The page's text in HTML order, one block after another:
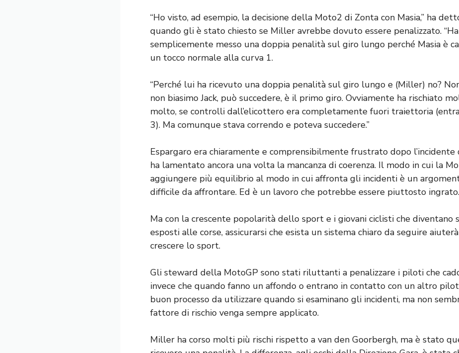
“Ho visto, ad esempio, la decisione della Moto2 di Zonta con Masia,” ha
quando gli è stato chiesto se Miller avrebbe dovuto essere penalizzato.
semplicemente messo una doppia penalità sul giro lungo perché Masia è
un tocco normale alla curva 1.
“Perché lui ha ricevuto una doppia penalità sul giro lungo e (Miller) no?
non biasimo Jack, può succedere, è il primo giro. Ovviamente ha rischiato
molto, se controlli dall’elicottero era completamente fuori traiettoria
3). Ma comunque stava correndo e poteva succedere.”
Espargaro era chiaramente e comprensibilmente frustrato dopo l’incidente
ha lamentato ancora una volta la mancanza di coerenza. Il modo in cui la
aggiungere più equilibrio al modo in cui affronta gli incidenti è un
difficile da affrontare. Ed è un lavoro che potrebbe essere piuttosto ingrato.
Ma con la crescente popolarità dello sport e i giovani ciclisti che diventano
esposti alle corse, assicurarsi che esista un sistema chiaro da seguire
crescere lo sport.
Gli steward della MotoGP sono stati riluttanti a penalizzare i piloti che
invece che quando fanno un affondo o entrano in contatto con un altro
buon processo da utilizzare quando si esaminano gli incidenti, ma non
fattore di rischio venga sempre applicato.
Miller ha corso molti più rischi rispetto a van den Goorbergh, ma è stato